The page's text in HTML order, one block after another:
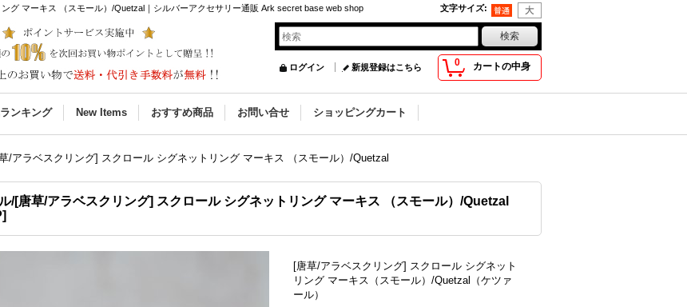
グ マーキス （スモール）/Quetzal｜シルバーアクセサリー通販 Ark secret base web shop 文字サイズ:
0 カートの中身
ログイン 新規登録はこちら
ンキング New Items おすすめ商品 お問い合せ ショッピングカート
/アラベスクリング] スクロール シグネットリング マーキス （スモール）/Quetzal
/[唐草/アラベスクリング] スクロール シグネットリング マーキス （スモール）/Quetzal
]
[唐草/アラベスクリング] スクロール シグネット
リング マーキス（スモール）/Quetzal（ケツァ
ール）